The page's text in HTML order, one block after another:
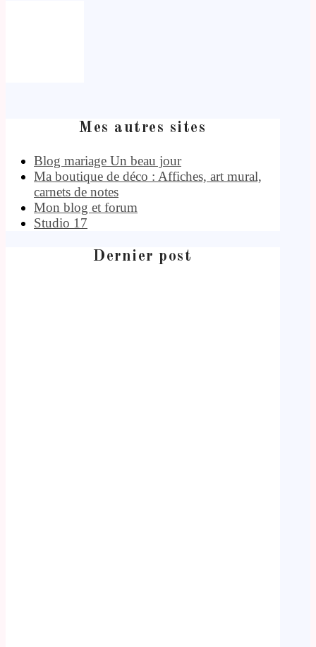
Mes autres sites
Blog mariage Un beau jour
Ma boutique de déco : Affiches, art mural,
carnets de notes
Mon blog et forum
Studio 17
Dernier post